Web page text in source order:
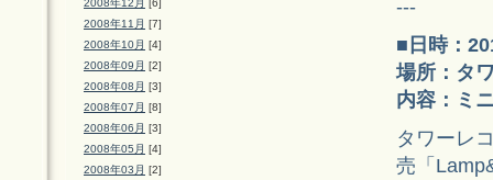
2008年12月 [6]
2008年11月 [7]
2008年10月 [4]
2008年09月 [2]
2008年08月 [3]
2008年07月 [8]
2008年06月 [3]
2008年05月 [4]
2008年03月 [2]
---
■日時：
場所：タ
内容：ミ
タワーレ
売「